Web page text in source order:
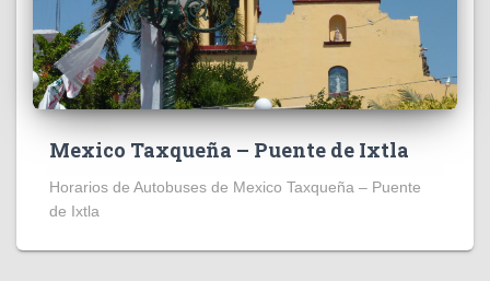
Mexico Taxqueña – Puente de Ixtla
Horarios de Autobuses de Mexico Taxqueña – Puente
de Ixtla